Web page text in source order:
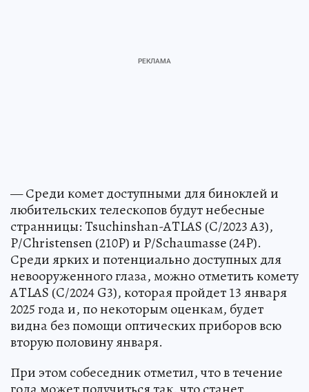
— Среди комет доступными для биноклей и
любительских телескопов будут небесные
странницы: Tsuchinshan-ATLAS (C/2023 A3),
P/Christensen (210P) и P/Schaumasse (24P).
Среди ярких и потенциально доступных для
невооруженного глаза, можно отметить комету
ATLAS (C/2024 G3), которая пройдет 13 января
2025 года и, по некоторым оценкам, будет
видна без помощи оптических приборов всю
вторую половину января.
При этом собеседник отметил, что в течение